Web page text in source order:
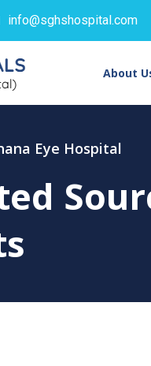
info@sghshospital.com
About
Eye Hospital